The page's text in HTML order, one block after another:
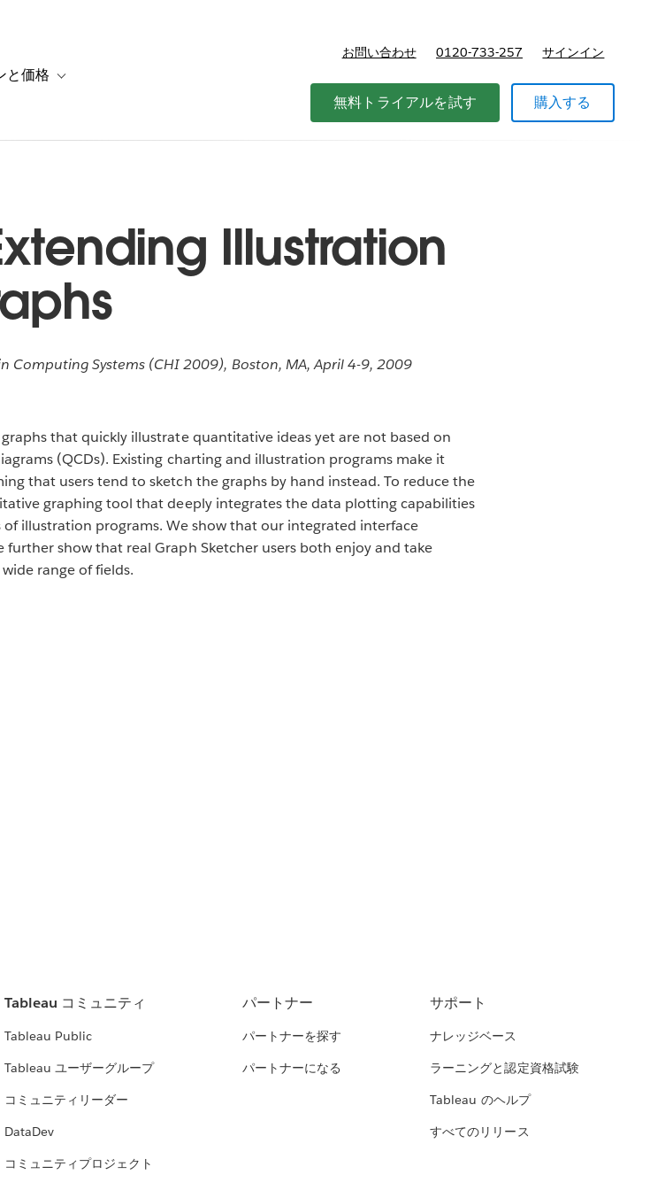
ーションfor リソース
と価格 Toggle sub-navigation for プランと価格
お問い合わせ 0120-733-257 サインイン
無料トライアルを試す 購入する
Illustration
Computing Systems (CHI 2009), Boston, MA, April 4-9, 2009
that quickly illustrate quantitative ideas yet are not based on
(QCDs). Existing charting and illustration programs make it
that users tend to sketch the graphs by hand instead. To reduce the
graphing tool that deeply integrates the data plotting capabilities
illustration programs. We show that our integrated interface
show that real Graph Sketcher users both enjoy and take
range of fields.
Tableau コミュニティ
Tableau Public
Tableau ユーザーグループ
コミュニティリーダー
DataDev
コミュニティプロジェクト
パートナー
パートナーを探す
パートナーになる
サポート
ナレッジベース
ラーニングと認定資格試験
Tableau のヘルプ
すべてのリリース